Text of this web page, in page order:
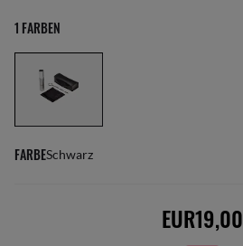
1 FARBEN
FARBESchwarz
EUR19,00